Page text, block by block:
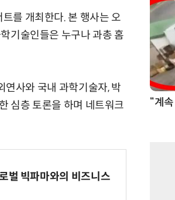
를 개최한다. 본 행사는 오
기술인들은 누구나 과총 홈
사와 국내 과학기술자, 박
심층 토론을 하며 네트워크
벌 빅파마와의 비즈니스
70년 만에 돌아온 시베리아호랑이…카자흐스탄 야생에 풀렸다